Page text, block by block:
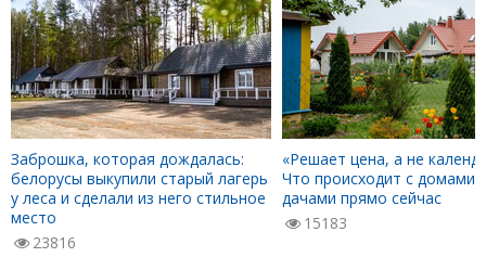
Заброшка, которая дождалась:
белорусы выкупили старый лагерь
у леса и сделали из него стильное
место
23816
«Решает цена, а не
Что происходит с домами
дачами прямо сейчас
15183